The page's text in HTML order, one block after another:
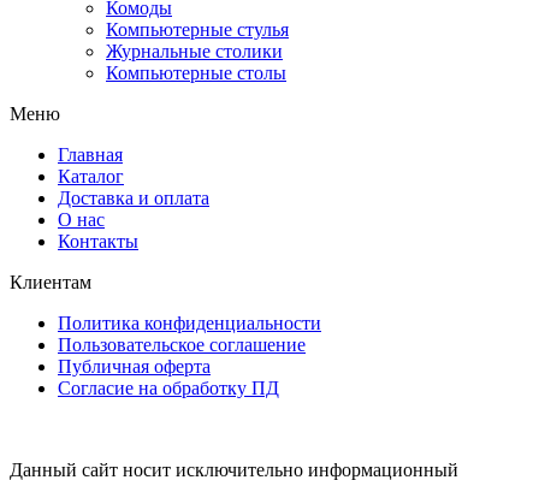
Комоды
Компьютерные стулья
Журнальные столики
Компьютерные столы
Меню
Главная
Каталог
Доставка и оплата
О нас
Контакты
Клиентам
Политика конфиденциальности
Пользовательское соглашение
Публичная оферта
Согласие на обработку ПД
Данный сайт носит исключительно информационный